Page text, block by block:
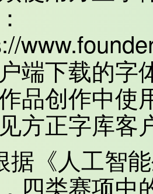
端下载的字
品创作中使
方正字库客
据《人工智
四类赛项中